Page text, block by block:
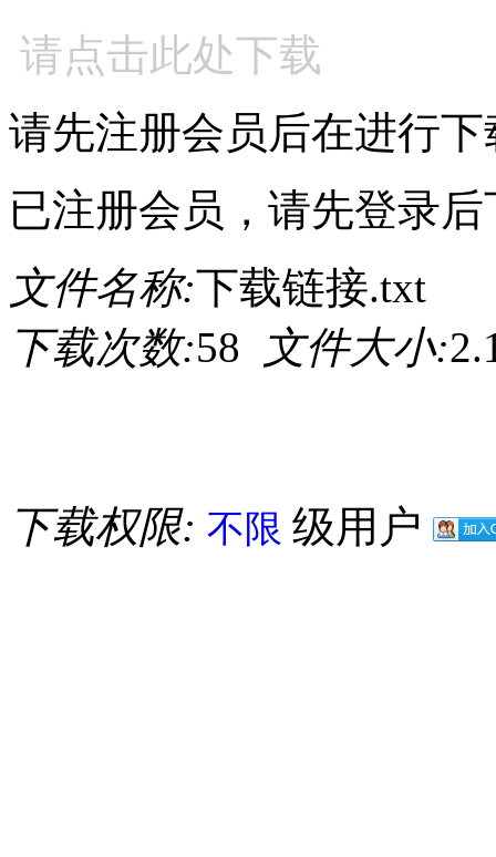
请点击此处下载
请先注册会员后在进行下
已注册会员，请先登录后
文件名称:下载链接.txt
下载次数:58 文件大小:
下载权限: 不限 级用户